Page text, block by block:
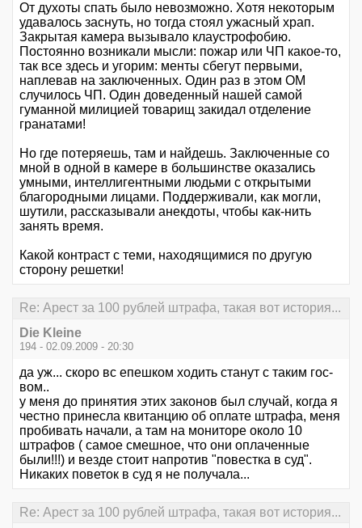
От духоты спать было невозможно. Хотя некоторым
удавалось заснуть, но тогда стоял ужасный храп.
Закрытая камера вызывало клаустрофобию.
Постоянно возникали мысли: пожар или ЧП какое-то,
так все здесь и угорим: менты сбегут первыми,
наплевав на заключенных. Один раз в этом ОМ
случилось ЧП. Один доведенный нашей самой
гуманной милицией товарищ закидал отделение
гранатами!
Но где потеряешь, там и найдешь. Заключенные со
мной в одной в камере в большинстве оказались
умными, интеллигентными людьми с открытыми
благородными лицами. Поддерживали, как могли,
шутили, рассказывали анекдоты, чтобы как-нить
занять время.
Какой контраст с теми, находящимися по другую
сторону решетки!
Re: Арест за 100 рублей штрафа, такая вот история...
Die Kleine
194 - 02.09.2009 - 20:30
да уж... скоро вс епешком ходить станут с таким гос-
вом..
у меня до принятия этих законов был случай, когда я
честно принесла квитанцию об оплате штрафа, меня
пробивать начали, а там на мониторе около 10
штрафов ( самое смешное, что они оплаченные
были!!!) и везде стоит напротив "повестка в суд".
Никаких поветок в суд я не получала...
Re: Арест за 100 рублей штрафа, такая вот история...